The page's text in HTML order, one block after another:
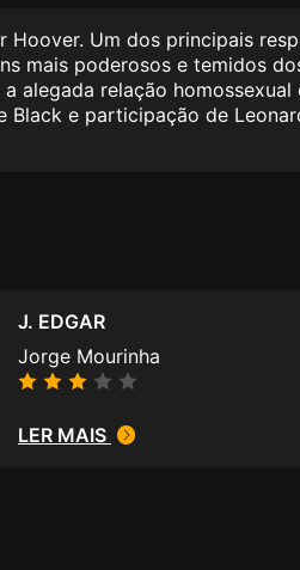
Um dos principais
mais poderosos e temidos
alegada relação
e participação de
J. EDGAR
Jorge Mourinha
LER MAIS